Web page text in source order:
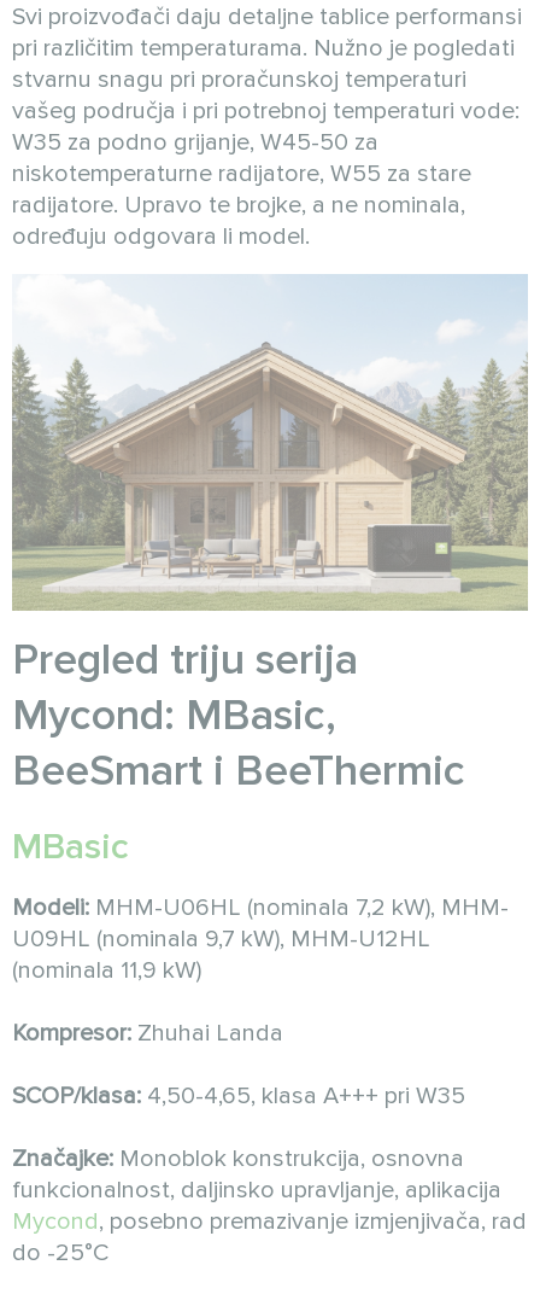
Svi proizvođači daju detaljne tablice performansi
pri različitim temperaturama. Nužno je pogledati
stvarnu snagu pri proračunskoj temperaturi
vašeg područja i pri potrebnoj temperaturi vode:
W35 za podno grijanje, W45-50 za
niskotemperaturne radijatore, W55 za stare
radijatore. Upravo te brojke, a ne nominala,
određuju odgovara li model.
Pregled triju serija
Mycond: MBasic,
BeeSmart i BeeThermic
MBasic
Modeli: MHM-U06HL (nominala 7,2 kW), MHM-
U09HL (nominala 9,7 kW), MHM-U12HL
(nominala 11,9 kW)
Kompresor: Zhuhai Landa
SCOP/klasa: 4,50-4,65, klasa A+++ pri W35
Značajke: Monoblok konstrukcija, osnovna
funkcionalnost, daljinsko upravljanje, aplikacija
Mycond, posebno premazivanje izmjenjivača, rad
do -25°C